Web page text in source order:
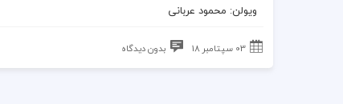
ویولن: محمود عربانی
03 سپتامبر 18 بدون دیدگاه